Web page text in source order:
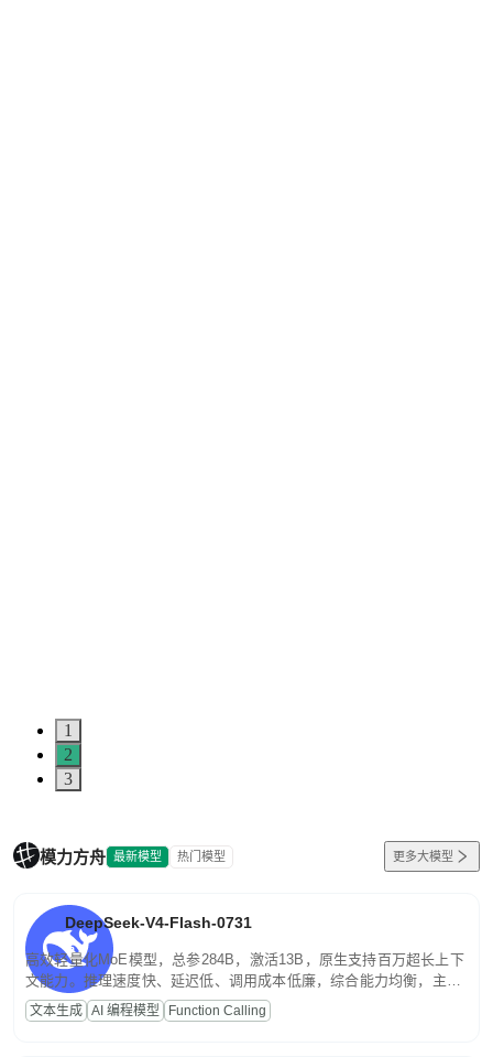
1
2
3
模力方舟 最新模型 热门模型 更多大模型
DeepSeek-V4-Flash-0731
高效轻量化MoE模型，总参284B，激活13B，原生支持百万超长上下
文能力。推理速度快、延迟低、调用成本低廉，综合能力均衡，主打
高并发、轻量化任务，适合日常对话、内容创作、基础 RAG、批量
文案处理等普惠刚需场景。
文本生成 AI 编程模型 Function Calling